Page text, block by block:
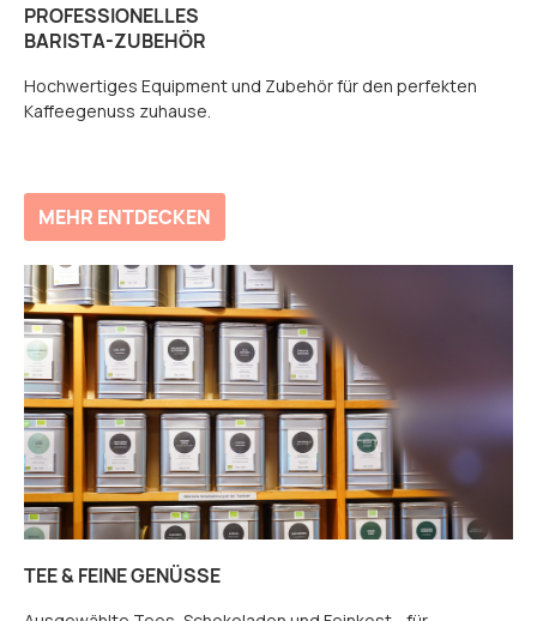
PROFESSIONELLES
BARISTA-ZUBEHÖR
Hochwertiges Equipment und Zubehör für den perfekten
Kaffeegenuss zuhause.
MEHR ENTDECKEN
TEE & FEINE GENÜSSE